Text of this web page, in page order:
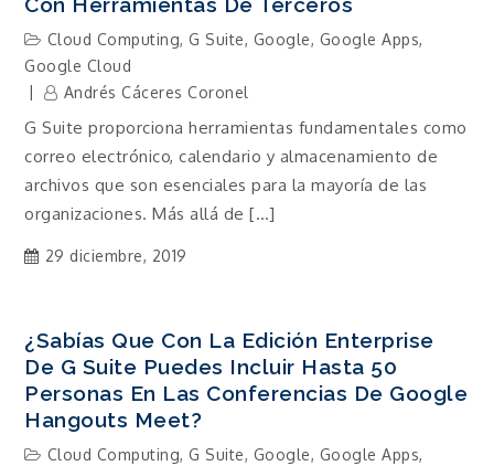
Cloud Computing,G Suite, Google, Google Apps,
Google Cloud
Andrés Cáceres Coronel
G Suite proporciona herramientas fundamentales como
correo electrónico, calendario y almacenamiento de
archivos que son esenciales para la mayoría de las
organizaciones. Más allá de […]
29 diciembre, 2019
¿Sabías Que Con La Edición Enterprise
De G Suite Puedes Incluir Hasta 50
Personas En Las Conferencias De Google
Hangouts Meet?
Cloud Computing,G Suite, Google, Google Apps,